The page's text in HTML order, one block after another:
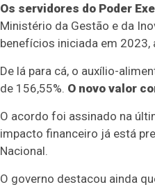
Os servidores do Poder
Ministério da Gestão e da
benefícios iniciada em 2023,
De lá para cá, o auxílio-
de 156,55%. O novo valor
O acordo foi assinado na
impacto financeiro já está
Nacional.
O governo destacou ainda